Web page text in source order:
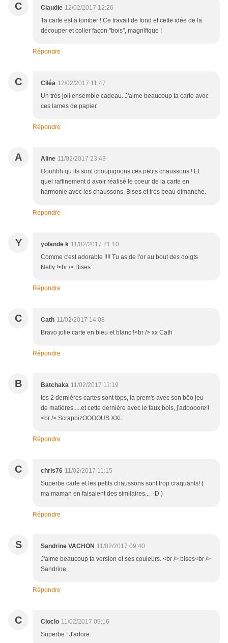
C Claudie 12/02/2017 12:26
Ta carte est à tomber ! Ce travail de fond et cette idée de la
découper et coller façon "bois", magnifique !
Répondre
C Ciléa 12/02/2017 11:47
Un très joli ensemble cadeau. J'aime beaucoup ta carte avec
ces lames de papier.
Répondre
A Aline 11/02/2017 23:43
Ooohhh qu ils sont choupignons ces petits chaussons ! Et
quel raffinement d avoir réalisé le coeur de la carte en
harmonie avec les chaussons. Bises et très beau dimanche.
Répondre
Y yolande k 11/02/2017 21:10
Comme c'est adorable !!!! Tu as de l'or au bout des doigts
Nelly !<br /> Bises
Répondre
C Cath 11/02/2017 14:08
Bravo jolie carte en bleu et blanc !<br /> xx Cath
Répondre
B Batchaka 11/02/2017 11:19
tes 2 dernières cartes sont tops, la prem's avec son bôo jeu
de matières.....et cette dernière avec le faux bois, j'adoooore!!
<br /> ScrapbizOOOOUS XXL
Répondre
C chris76 11/02/2017 11:15
Superbe carte et les petits chaussons sont trop craquants! (
ma maman en faisaient des similaires... :-D )
Répondre
S Sandrine VACHON 11/02/2017 09:40
J'aime beaucoup ta version et ses couleurs. <br /> bises<br />
Sandrine
Répondre
C Cloclo 11/02/2017 09:16
Superbe ! J'adore.